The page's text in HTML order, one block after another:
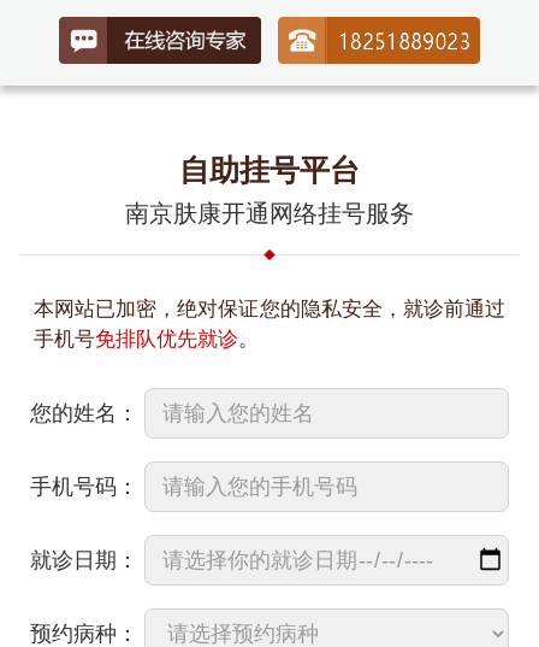
自助挂号平台
南京肤康开通网络挂号服务
本网站已加密，绝对保证您的隐私安全，就诊前通过
手机号免排队优先就诊。
您的姓名：
手机号码：
就诊日期：
预约病种：